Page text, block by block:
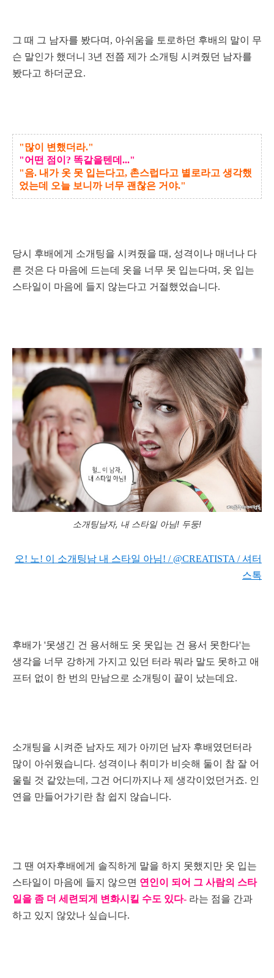
그 때 그 남자를 봤다며, 아쉬움을 토로하던 후배의 말이 무
슨 말인가 했더니 3년 전쯤 제가 소개팅 시켜줬던 남자를
봤다고 하더군요.
"많이 변했더라."
"어떤 점이 ? 똑같을텐데..."
"음. 내가 옷 못 입는다고, 촌스럽다고 별로라고 생각했
었는데 오늘 보니까 너무 괜찮은 거야."
당시 후배에게 소개팅을 시켜줬을 때, 성격이나 매너나 다
른 것은 다 마음에 드는데 옷을 너무 못 입는다며, 옷 입는
스타일이 마음에 들지 않는다고 거절했었습니다.
소개팅남자, 내 스타일 아님! 두둥!
오! 노! 이 소개팅남 내 스타일 아님! / @CREATISTA / 셔터
스톡
후배가 '못생긴 건 용서해도 옷 못입는 건 용서 못한다'는
생각을 너무 강하게 가지고 있던 터라 뭐라 말도 못하고 애
프터 없이 한 번의 만남으로 소개팅이 끝이 났는데요.
소개팅을 시켜준 남자도 제가 아끼던 남자 후배였던터라
많이 아쉬웠습니다. 성격이나 취미가 비슷해 둘이 참 잘 어
울릴 것 같았는데, 그건 어디까지나 제 생각이었던거죠. 인
연을 만들어가기란 참 쉽지 않습니다.
그 땐 여자후배에게 솔직하게 말을 하지 못했지만 옷 입는
스타일이 마음에 들지 않으면 연인이 되어 그 사람의 스타
일을 좀 더 세련되게 변화시킬 수도 있다- 라는 점을 간과
하고 있지 않았나 싶습니다.